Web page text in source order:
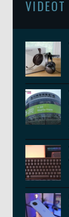
VIDEOT